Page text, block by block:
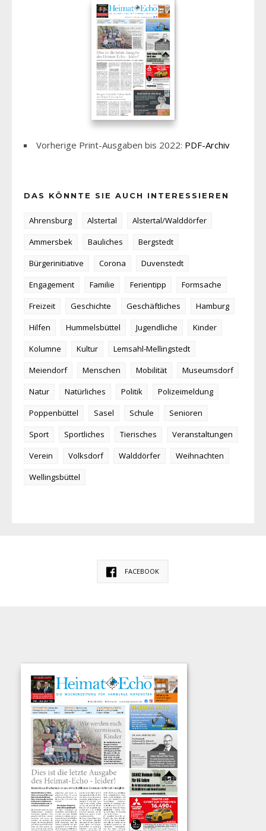
Vorherige Print-Ausgaben bis 2022: PDF-Archiv
DAS KÖNNTE SIE AUCH INTERESSIEREN
Ahrensburg Alstertal
Alstertal/Walddörfer
Ammersbek
Bauliches
Bergstedt
Bürgerinitiative
Corona
Duvenstedt
Engagement
Familie Ferientipp
Formsache
Freizeit
Geschichte Geschäftliches
Hamburg
Hilfen
Hummelsbüttel Jugendliche
Kinder
Kolumne
Kultur
Lemsahl-Mellingstedt
Meiendorf
Menschen Mobilität
Museumsdorf
Natur
Natürliches Politik
Polizeimeldung
Poppenbüttel
Sasel Schule
Senioren
Sport
Sportliches Tierisches
Veranstaltungen
Verein
Volksdorf Walddörfer
Weihnachten
Wellingsbüttel
FACEBOOK